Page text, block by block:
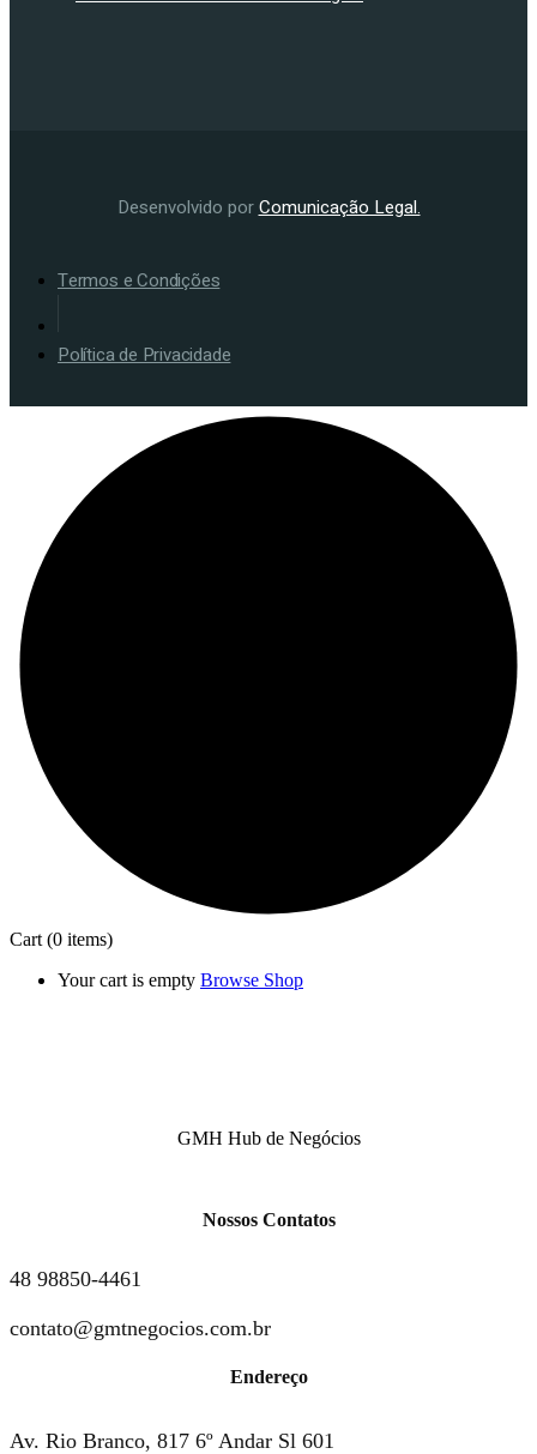
Desenvolvido porComunicação Legal.
Termos e Condições
Política de Privacidade
Cart (0 items)
Your cart is empty Browse Shop
GMH Hub de Negócios
Nossos Contatos
48 98850-4461
contato@gmtnegocios.com.br
Endereço
Av. Rio Branco, 817 6º Andar Sl 601